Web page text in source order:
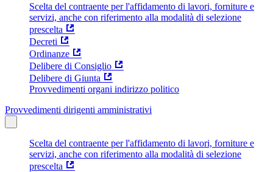
Scelta del contraente per l'affidamento di lavori, forniture e
servizi, anche con riferimento alla modalità di selezione
prescelta
Decreti
Ordinanze
Delibere di Consiglio
Delibere di Giunta
Provvedimenti organi indirizzo politico
Provvedimenti dirigenti amministrativi
Scelta del contraente per l'affidamento di lavori, forniture e
servizi, anche con riferimento alla modalità di selezione
prescelta